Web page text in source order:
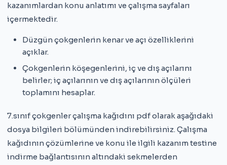
kazanımlardan konu anlatımı ve çalışma sayfaları
içermektedir.
Düzgün çokgenlerin kenar ve açı özelliklerini
açıklar.
Çokgenlerin köşegenlerini, iç ve dış açılarını
belirler; iç açılarının ve dış açılarının ölçüleri
toplamını hesaplar.
7.sınıf çokgenler çalışma kağıdını pdf olarak aşağıdaki
dosya bilgileri bölümünden indirebilirsiniz. Çalışma
kağıdının çözümlerine ve konu ile ilgili kazanım testine
indirme bağlantısının altındaki sekmelerden